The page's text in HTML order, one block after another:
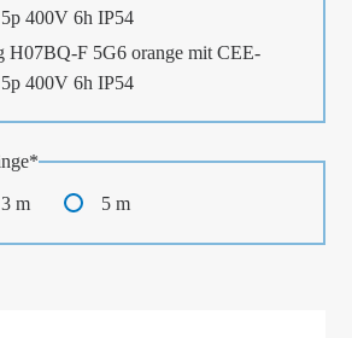
400V 6h IP54
H07BQ-F 5G6 orange mit CEE-
400V 6h IP54
*
3 m 5 m